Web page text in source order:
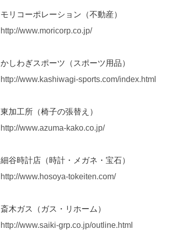
モリコーポレーション（不動産）
http://www.moricorp.co.jp/
かしわぎスポーツ（スポーツ用品）
http://www.kashiwagi-sports.com/index.html
東加工所（椅子の張替え）
http://www.azuma-kako.co.jp/
細谷時計店（時計・メガネ・宝石）
http://www.hosoya-tokeiten.com/
斎木ガス（ガス・リホーム）
http://www.saiki-grp.co.jp/outline.html